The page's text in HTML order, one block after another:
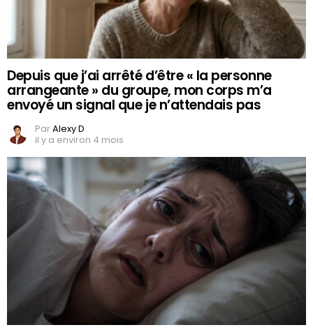
Depuis que j’ai arrêté d’être « la personne
arrangeante » du groupe, mon corps m’a
envoyé un signal que je n’attendais pas
ParAlexy D
il y a environ 4 mois